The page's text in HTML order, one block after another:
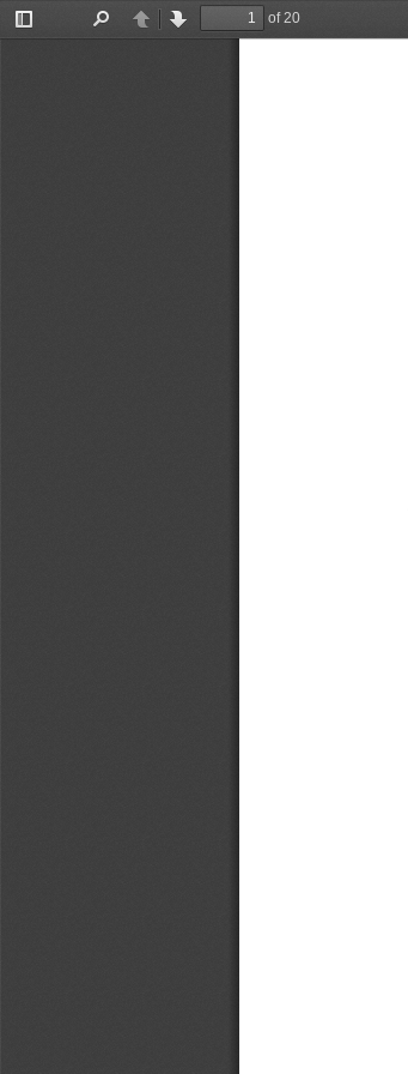
Toggle
PreviousNext
of 20